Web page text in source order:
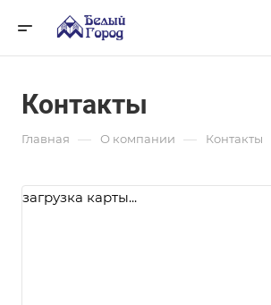
Контакты
Главная — О компании — Контакты
загрузка карты...